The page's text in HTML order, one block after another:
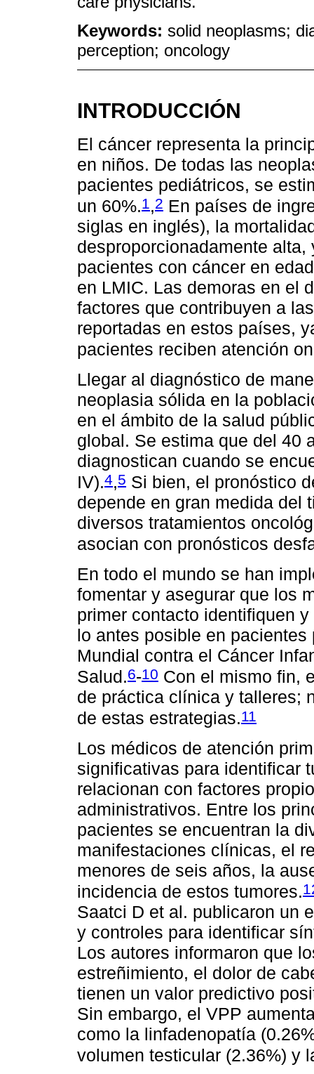
Keywords: solid neoplasms;
perception; oncology
INTRODUCCIÓN
El cáncer representa la
en niños. De todas las
pacientes pediátricos, se
un 60%.1,2 En países de
siglas en inglés), la
desproporcionadamente
pacientes con cáncer en
en LMIC. Las demoras en el
factores que contribuyen a
reportadas en estos países,
pacientes reciben atención
Llegar al diagnóstico de
neoplasia sólida en la
en el ámbito de la salud
global. Se estima que del 40
diagnostican cuando se
IV).4,5 Si bien, el pronóstico
depende en gran medida del
diversos tratamientos
asocian con pronósticos
En todo el mundo se han
fomentar y asegurar que los
primer contacto identifiquen
lo antes posible en
Mundial contra el Cáncer
Salud.6-10 Con el mismo fin,
de práctica clínica y talleres;
de estas estrategias.11
Los médicos de atención
significativas para identificar
relacionan con factores
administrativos. Entre los
pacientes se encuentran la
manifestaciones clínicas, el
menores de seis años, la
incidencia de estos tumores.
Saatci D et al. publicaron un
y controles para identificar
Los autores informaron que
estreñimiento, el dolor de
tienen un valor predictivo
Sin embargo, el VPP
como la linfadenopatía
volumen testicular (2.36%) y